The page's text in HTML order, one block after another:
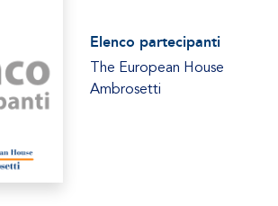
Elenco partecipanti
The European House
Ambrosetti